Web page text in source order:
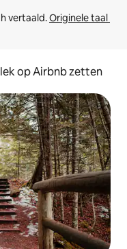
vertaald. Originele taal
op Airbnb zetten